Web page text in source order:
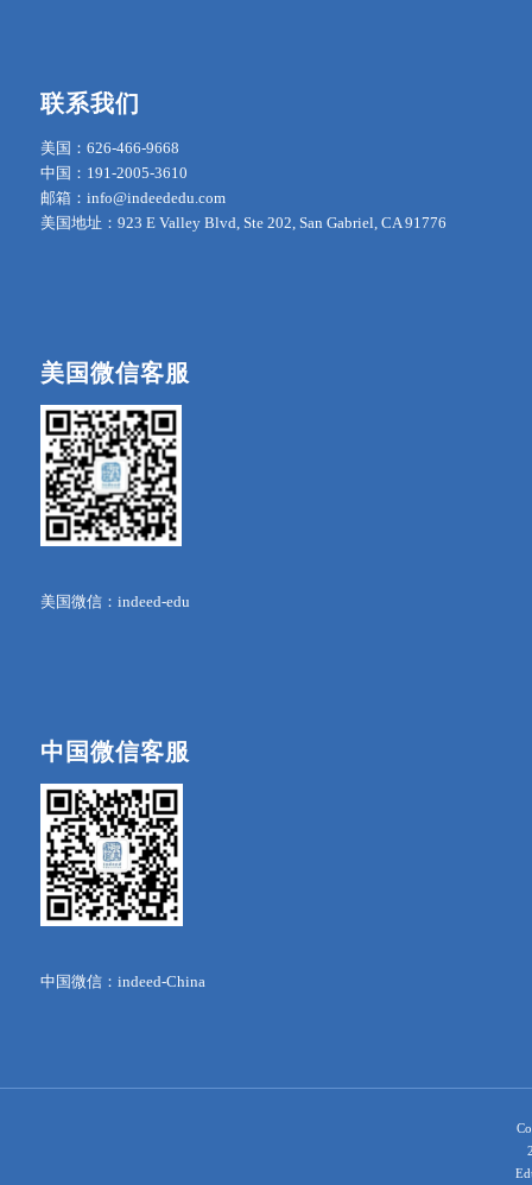
联系我们
美国：626-466-9668
中国：191-2005-3610
邮箱：info@indeededu.com
美国地址：923 E Valley Blvd, Ste 202, San Gabriel, CA 91776
美国微信客服
美国微信：indeed-edu
中国微信客服
中国微信：indeed-China